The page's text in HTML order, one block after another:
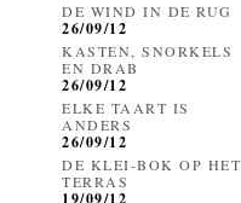
DE WIND IN DE RUG
26/09/12
KASTEN, SNORKELS
EN DRAB
26/09/12
ELKE TAART IS
ANDERS
26/09/12
DE KLEI-BOK OP HET
TERRAS
19/09/12